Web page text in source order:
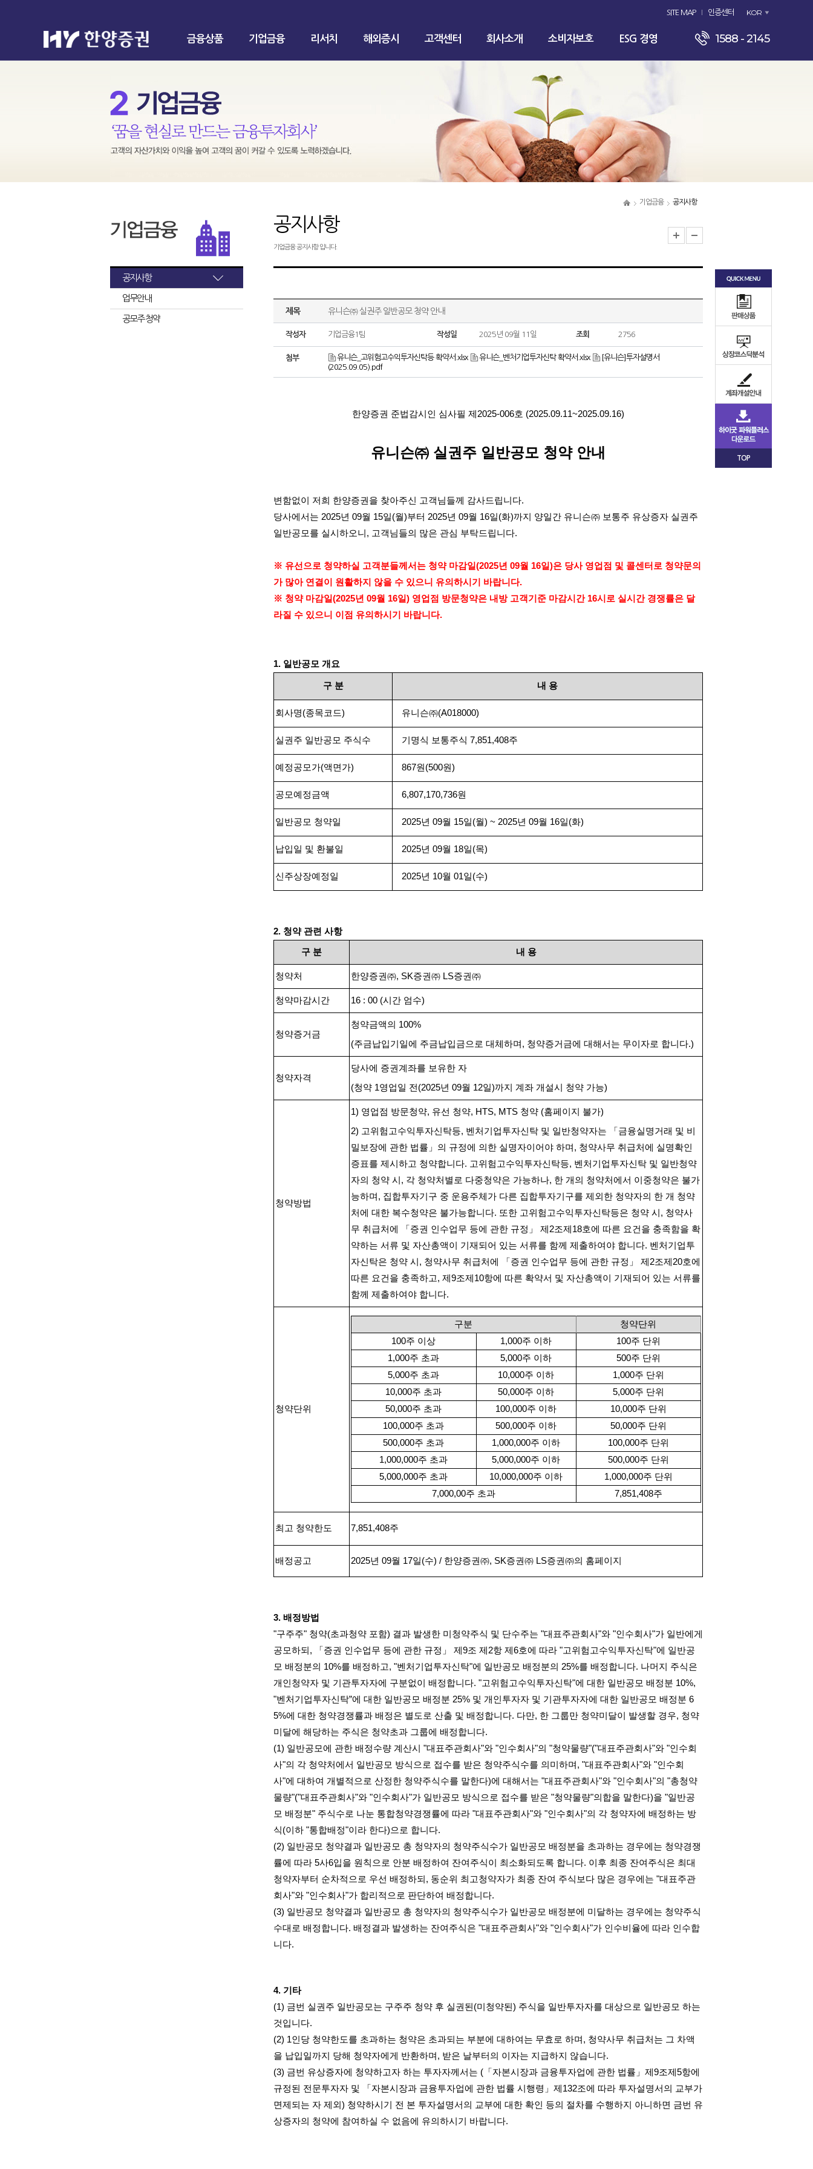
SITE MAP 인증센터 KOR
금융상품 기업금융 리서치 해외증시 고객센터 회사소개 소비자보호 ESG 경영 1588 - 2145
기업금융 공지사항
공지사항
업무안내
공모주 청약
공지사항
기업금융 공지사항 입니다.
제목 유니슨㈜ 실권주 일반공모 청약 안내
작성자 기업금융1팀 작성일 2025년 09월 11일 조회 2756
첨부 유니슨_고위험고수익투자신탁등 확약서.xlsx 유니슨_벤처기업투자신탁 확약서.xlsx
[유니슨]투자설명서
(2025.09.05).pdf
한양증권 준법감시인 심사필 제 2025-006호 (2025.09.11~2025.09.16)
유니슨㈜ 실권주 일반공모 청약 안내
변함없이 저희 한양증권을 찾아주신 고객님들께 감사드립니다.
당사에서는 2025년 09월 15일(월)부터 2025년 09월 16일(화)까지 양일간 유니슨㈜ 보통주 유상증자 실권주
일반공모를 실시하오니 , 고객님들의 많은 관심 부탁드립니다.
※ 유선으로 청약하실 고객분들께서는 청약 마감일(2025년 09월 16일)은 당사 영업점 및 콜센터로 청약문의
가 많아 연결이 원활하지 않을 수 있으니 유의하시기 바랍니다.
※ 청약 마감일(2025년 09월 16일) 영업점 방문청약은 내방 고객기준 마감시간16시로 실시간 경쟁률은 달
라질 수 있으니 이점 유의하시기 바랍니다.
1. 일반공모 개요
구 분 내 용
회사명(종목코드) 유니슨㈜(A018000)
실권주 일반공모 주식수 기명식 보통주식7,851,408주
예정공모가(액면가) 867원 (500원)
공모예정금액 6,807,170,736원
일반공모 청약일 2025년 09월 15일(월) ~ 2025년 09월 16일(화)
납입일 및 환불일 2025년09월 18일(목)
신주상장예정일 2025년 10월01일(수)
2. 청약 관련 사항
구 분 내 용
청약처 한양증권㈜, SK증권㈜ LS증권㈜
청약마감시간 16 : 00 (시간 엄수)
청약증거금
청약금액의 100%
(주금납입기일에 주금납입금으로 대체하며 , 청약증거금에 대해서는 무이자로 합니다.)
청약자격
당사에 증권계좌를 보유한 자
(청약1영업일 전 (2025년 09월 12일)까지 계좌 개설시 청약 가능)
청약방법
1) 영업점 방문청약, 유선 청약, HTS, MTS 청약(홈페이지 불가)
2) 고위험고수익투자신탁등, 벤처기업투자신탁 및 일반청약자는 「금융실명거래 및 비
밀보장에 관한 법률」의 규정에 의한 실명자이어야 하며 , 청약사무 취급처에 실명확인
증표를 제시하고 청약합니다. 고위험고수익투자신탁등, 벤처기업투자신탁 및 일반청약
자의 청약 시 , 각 청약처별로 다중청약은 가능하나, 한 개의 청약처에서 이중청약은 불가
능하며 , 집합투자기구 중 운용주체가 다른 집합투자기구를 제외한 청약자의 한 개 청약
처에 대한 복수청약은 불가능합니다. 또한 고위험고수익투자신탁등은 청약 시 , 청약사
무 취급처에 「증권 인수업무 등에 관한 규정」 제 2조제 18호에 따른 요건을 충족함을 확
약하는 서류 및 자산총액이 기재되어 있는 서류를 함께 제출하여야 합니다. 벤처기업투
자신탁은 청약 시 , 청약사무 취급처에 「증권 인수업무 등에 관한 규정」 제 2조제 20호에
따른 요건을 충족하고, 제 9조제 10항에 따른 확약서 및 자산총액이 기재되어 있는 서류를
함께 제출하여야 합니다.
청약단위
구분
청약단위
100주 이상 1,000주 이하 100주 단위
1,000주 초과 5,000주 이하 500주 단위
5,000주 초과 10,000주 이하 1,000주 단위
10,000주 초과 50,000주 이하 5,000주 단위
50,000주 초과 100,000주 이하 10,000주 단위
100,000주 초과 500,000주 이하 50,000주 단위
500,000주 초과 1,000,000주 이하 100,000주 단위
1,000,000주 초과 5,000,000주 이하 500,000주 단위
5,000,000주 초과 10,000,000주 이하 1,000,000주 단위
7,000,00주 초과 7,851,408주
최고 청약한도 7,851,408주
배정공고 2025년 09월 17일(수) / 한양증권㈜, SK증권㈜ LS증권㈜의 홈페이지
3. 배정방법
"구주주" 청약(초과청약 포함) 결과 발생한 미청약주식 및 단수주는 "대표주관회사"와 "인수회사"가 일반에게
공모하되 , 「증권 인수업무 등에 관한 규정」 제 9조 제 2항 제 6호에 따라 "고위험고수익투자신탁"에 일반공
모 배정분의 10%를 배정하고, "벤처기업투자신탁"에 일반공모 배정분의 25%를 배정합니다. 나머지 주식은
개인청약자 및 기관투자자에 구분없이 배정합니다. "고위험고수익투자신탁"에 대한 일반공모 배정분 10%,
"벤처기업투자신탁”에 대한 일반공모 배정분 25% 및 개인투자자 및 기관투자자에 대한 일반공모 배정분 6
5%에 대한 청약경쟁률과 배정은 별도로 산출 및 배정합니다. 다만, 한 그룹만 청약미달이 발생할 경우, 청약
미달에 해당하는 주식은 청약초과 그룹에 배정합니다.
(1) 일반공모에 관한 배정수량 계산시 "대표주관회사"와 "인수회사"의 "청약물량"("대표주관회사"와 "인수회
사"의 각 청약처에서 일반공모 방식으로 접수를 받은 청약주식수를 의미하며 , "대표주관회사"와 "인수회
사"에 대하여 개별적으로 산정한 청약주식수를 말한다)에 대해서는 "대표주관회사"와 "인수회사"의 "총청약
물량"("대표주관회사"와 "인수회사"가 일반공모 방식으로 접수를 받은 "청약물량"의합을 말한다)을 "일반공
모 배정분" 주식수로 나눈 통합청약경쟁률에 따라 "대표주관회사"와 "인수회사"의 각 청약자에 배정하는 방
식(이하 "통합배정"이라 한다)으로 합니다.
(2) 일반공모 청약결과 일반공모 총 청약자의 청약주식수가 일반공모 배정분을 초과하는 경우에는 청약경쟁
률에 따라 5사6입을 원칙으로 안분 배정하여 잔여주식이 최소화되도록 합니다. 이후 최종 잔여주식은 최대
청약자부터 순차적으로 우선 배정하되 , 동순위 최고청약자가 최종 잔여 주식보다 많은 경우에는 "대표주관
회사"와 "인수회사"가 합리적으로 판단하여 배정합니다.
(3) 일반공모 청약결과 일반공모 총 청약자의 청약주식수가 일반공모 배정분에 미달하는 경우에는 청약주식
수대로 배정합니다. 배정결과 발생하는 잔여주식은 "대표주관회사"와 "인수회사"가 인수비율에 따라 인수합
니다.
4. 기타
(1) 금번 실권주 일반공모는 구주주 청약 후 실권된 (미청약된 ) 주식을 일반투자자를 대상으로 일반공모 하는
것입니다.
(2) 1인당 청약한도를 초과하는 청약은 초과되는 부분에 대하여는 무효로 하며 , 청약사무 취급처는 그 차액
을 납입일까지 당해 청약자에게 반환하며 , 받은 날부터의 이자는 지급하지 않습니다.
(3) 금번 유상증자에 청약하고자 하는 투자자께서는 ( 「자본시장과 금융투자업에 관한 법률」제 9조제 5항에
규정된 전문투자자 및 「자본시장과 금융투자업에 관한 법률 시행령」제 132조에 따라 투자설명서의 교부가
면제되는 자 제외 ) 청약하시기 전 본 투자설명서의 교부에 대한 확인 등의 절차를 수행하지 아니하면 금번 유
상증자의 청약에 참여하실 수 없음에 유의하시기 바랍니다.
TOP